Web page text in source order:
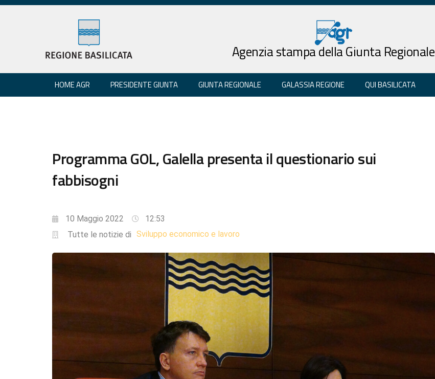
Agenzia stampa della Giunta Regionale
HOME AGR PRESIDENTE GIUNTA GIUNTA REGIONALE GALASSIA REGIONE QUI BASILICATA
Programma GOL, Galella presenta il questionario sui
fabbisogni
10 Maggio 2022
12:53
Tutte le notizie di Sviluppo economico e lavoro